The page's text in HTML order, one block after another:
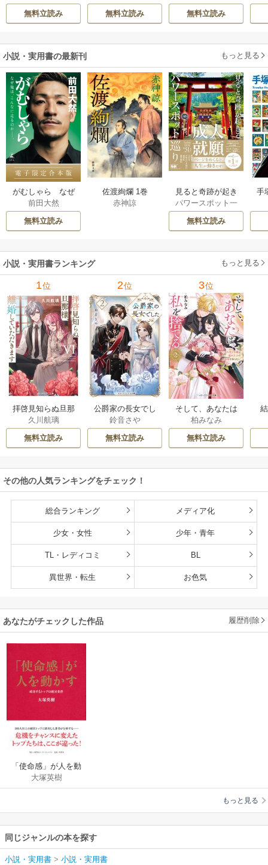
雛宮蝶鼠とりかえ
伝～
希/ゆき哉
無料立読み
ら気に入られまし
た
げは/くろでこ
無料立読み
宗/転
無料立読み
小説・実用書の最新刊 もっと見る
がむしゃら なぜ
俺は、こんなに走
るのか——。【電
子限定合本版】 1巻
前田大然
無料立読み
佐渡絢爛 1巻
赤神諒
見ると奇跡が起き
る 大願成就パワー
スポット巡り 1巻
パワースポット一
人旅
無料立読み
手
小説・実用書ランキング もっと見る
1位
拝啓見知らぬ旦那
様、離婚していた
だきます
久川航璃
無料立読み
2位
公爵家の長女でし
た
鈴音さや
無料立読み
3位
そして、あなたは
私を捨てる
柏みなみ
無料立読み
その他の人気ランキングをチェック！
総合ランキング メディア化
少女・女性 少年・青年
TL・レディコミ BL
異世界・転生 お色気
あなたがチェックした作品 履歴削除
「使命感」が人を動
かす 成功するトップ
の絶対条件
大塚英樹
もっと見る
同じジャンルの本を探す
小説・実用書 > 小説・実用書